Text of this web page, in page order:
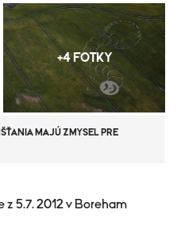
+4 FOTKY
MAJÚ ZMYSEL PRE
5.7. 2012 v Boreham